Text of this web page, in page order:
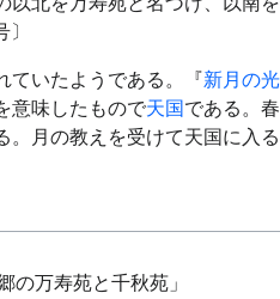
ていたようである。『新月の光
意味したもので天国である。
。月の教えを受けて天国に入
の万寿苑と千秋苑」